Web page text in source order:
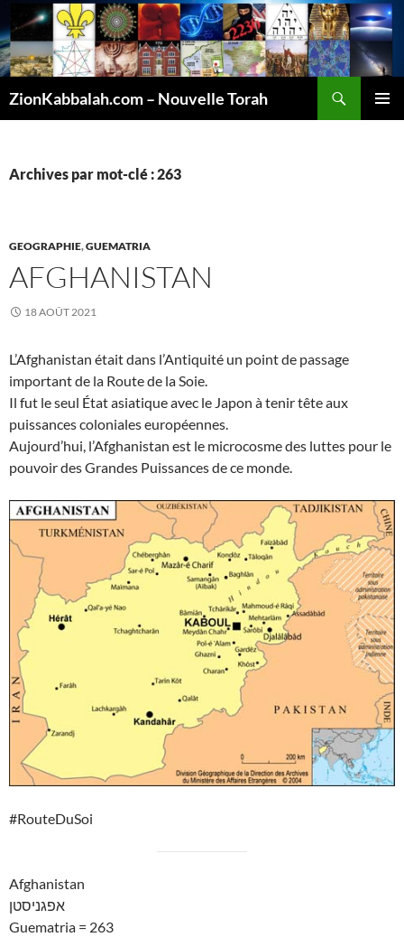
ZionKabbalah.com – Nouvelle Torah
Archives par mot-clé : 263
GEOGRAPHIE,GUEMATRIA
AFGHANISTAN
18 AOÛT 2021
L’Afghanistan était dans l’Antiquité un point de passage
important de la Route de la Soie.
Il fut le seul État asiatique avec le Japon à tenir tête aux
puissances coloniales européennes.
Aujourd’hui, l’Afghanistan est le microcosme des luttes pour le
pouvoir des Grandes Puissances de ce monde.
#RouteDuSoi
Afghanistan
אפגניסטן
Guematria = 263